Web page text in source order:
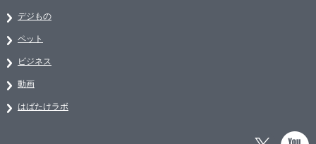
デジもの
ペット
ビジネス
動画
はばたけラボ